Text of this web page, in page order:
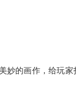
妙的画作，给玩